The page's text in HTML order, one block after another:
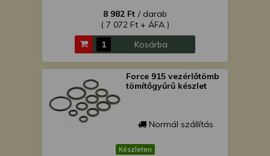
8 982 Ft / darab
( 7 072 Ft + ÁFA )
Kosárba
Force 915 vezérlőtömb
tömítőgyűrű készlet
Normál szállítás
Készleten